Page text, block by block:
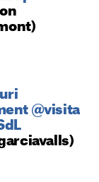
@visita